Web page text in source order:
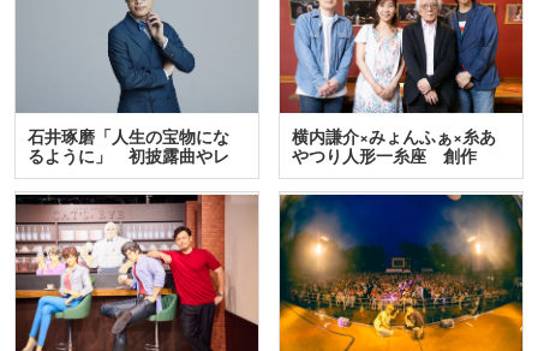
石井琢磨「人生の宝物にな
るように」 初披露曲やレ
ア…
横内謙介×みょんふぁ×糸あ
やつり人形一糸座 創作
人…